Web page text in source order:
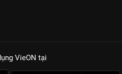
VieON tại